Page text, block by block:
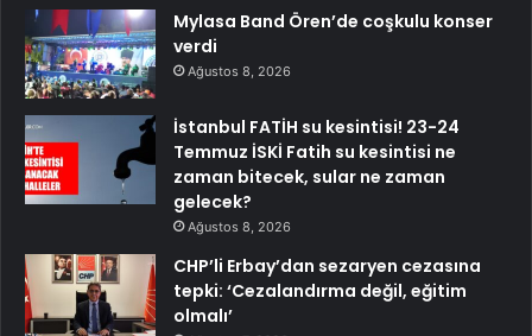
Mylasa Band Ören’de coşkulu konser
verdi
Ağustos 8, 2026
İstanbul FATİH su kesintisi! 23-24
Temmuz İSKİ Fatih su kesintisi ne
zaman bitecek, sular ne zaman
gelecek?
Ağustos 8, 2026
CHP’li Erbay’dan sezaryen cezasına
tepki: ‘Cezalandırma değil, eğitim
olmalı’